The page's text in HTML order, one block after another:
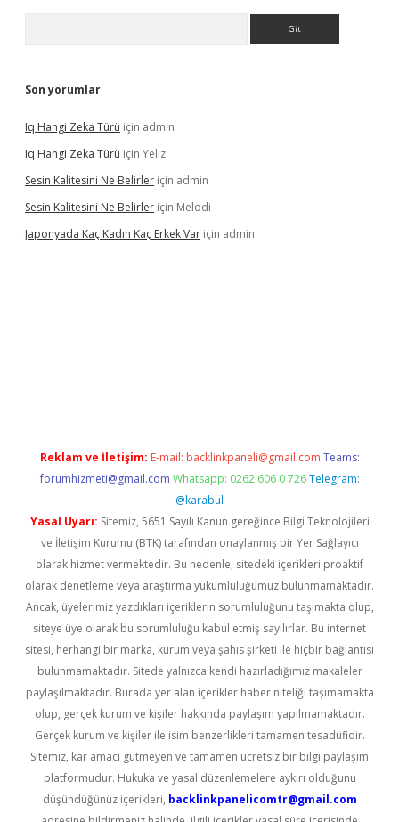
Son yorumlar
Iq Hangi Zeka Türü için admin
Iq Hangi Zeka Türü için Yeliz
Sesin Kalitesini Ne Belirler için admin
Sesin Kalitesini Ne Belirler için Melodi
Japonyada Kaç Kadın Kaç Erkek Var için admin
Reklam ve İletişim: E-mail: backlinkpaneli@gmail.com Teams:
forumhizmeti@gmail.com Whatsapp: 0262 606 0 726 Telegram:
@karabul
Yasal Uyarı: Sitemiz, 5651 Sayılı Kanun gereğince Bilgi Teknolojileri
ve İletişim Kurumu (BTK) tarafından onaylanmış bir Yer Sağlayıcı
olarak hizmet vermektedir. Bu nedenle, sitedeki içerikleri proaktif
olarak denetleme veya araştırma yükümlülüğümüz bulunmamaktadır.
Ancak, üyelerimiz yazdıkları içeriklerin sorumluluğunu taşımakta olup,
siteye üye olarak bu sorumluluğu kabul etmiş sayılırlar. Bu internet
sitesi, herhangi bir marka, kurum veya şahıs şirketi ile hiçbir bağlantısı
bulunmamaktadır. Sitede yalnızca kendi hazırladığımız makaleler
paylaşılmaktadır. Burada yer alan içerikler haber niteliği taşımamakta
olup, gerçek kurum ve kişiler hakkında paylaşım yapılmamaktadır.
Gerçek kurum ve kişiler ile isim benzerlikleri tamamen tesadüfidir.
Sitemiz, kar amacı gütmeyen ve tamamen ücretsiz bir bilgi paylaşım
platformudur. Hukuka ve yasal düzenlemelere aykırı olduğunu
düşündüğünüz içerikleri, backlinkpanelicomtr@gmail.com